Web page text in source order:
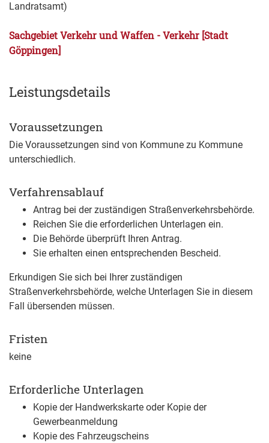
Landratsamt)
Sachgebiet Verkehr und Waffen - Verkehr [Stadt
Göppingen]
Leistungsdetails
Voraussetzungen
Die Voraussetzungen sind von Kommune zu Kommune
unterschiedlich.
Verfahrensablauf
Antrag bei der zuständigen Straßenverkehrsbehörde.
Reichen Sie die erforderlichen Unterlagen ein.
Die Behörde überprüft Ihren Antrag.
Sie erhalten einen entsprechenden Bescheid.
Erkundigen Sie sich bei Ihrer zuständigen
Straßenverkehrsbehörde, welche Unterlagen Sie in diesem
Fall übersenden müssen.
Fristen
keine
Erforderliche Unterlagen
Kopie der Handwerkskarte oder Kopie der
Gewerbeanmeldung
Kopie des Fahrzeugscheins